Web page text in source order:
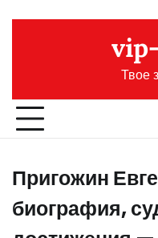
Твое
Пригожин
биография,